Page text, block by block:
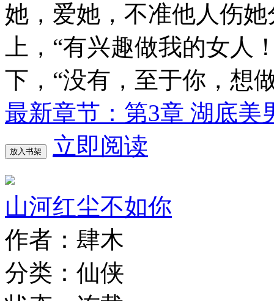
她，爱她，不准他人伤
上，“有兴趣做我的女人
下，“没有，至于你，想
最新章节：第3章 湖底美
放入书架 立即阅读
山河红尘不如你
作者：肆木
分类：仙侠